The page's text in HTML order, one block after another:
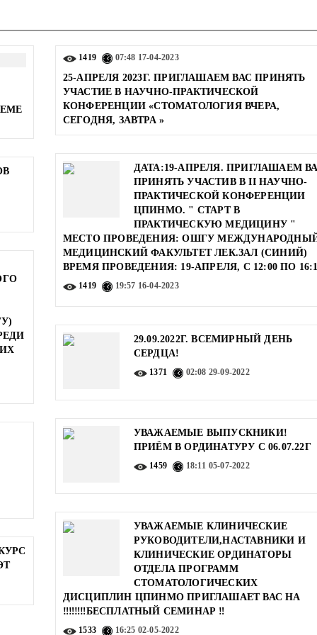
1419 07:48 17-04-2023
25-АПРЕЛЯ 2023Г. ПРИГЛАШАЕМ ВАС ПРИНЯТЬ
УЧАСТИЕ В НАУЧНО-ПРАКТИЧЕСКОЙ
КОНФЕРЕНЦИИ «СТОМАТОЛОГИЯ ВЧЕРА,
СЕГОДНЯ, ЗАВТРА »
ДАТА:19-АПРЕЛЯ. ПРИГЛАШАЕМ
ПРИНЯТЬ УЧАСТИВ В II НАУЧНО-
ПРАКТИЧЕСКОЙ КОНФЕРЕНЦИИ
ЦПИНМО. " СТАРТ В
ПРАКТИЧЕСКУЮ МЕДИЦИНУ "
МЕСТО ПРОВЕДЕНИЯ: ОШГУ
МЕДИЦИНСКИЙ ФАКУЛЬТЕТ ЛЕК.ЗАЛ (СИНИЙ)
ВРЕМЯ ПРОВЕДЕНИЯ: 19-АПРЕЛЯ, С 12:00 ПО
1419 19:57 16-04-2023
29.09.2022Г. ВСЕМИРНЫЙ ДЕНЬ
СЕРДЦА!
1371 02:08 29-09-2022
УВАЖАЕМЫЕ ВЫПУСКНИКИ!
ПРИЁМ В ОРДИНАТУРУ С 06.07.22Г
1459 18:11 05-07-2022
УВАЖАЕМЫЕ КЛИНИЧЕСКИЕ
РУКОВОДИТЕЛИ,НАСТАВНИКИ И
КЛИНИЧЕСКИЕ ОРДИНАТОРЫ
ОТДЕЛА ПРОГРАММ
СТОМАТОЛОГИЧЕСКИХ
ДИСЦИПЛИН ЦПИНМО ПРИГЛАШАЕТ ВАС НА
‼️‼️‼️‼️БЕСПЛАТНЫЙ СЕМИНАР ‼️
1533 16:25 02-05-2022